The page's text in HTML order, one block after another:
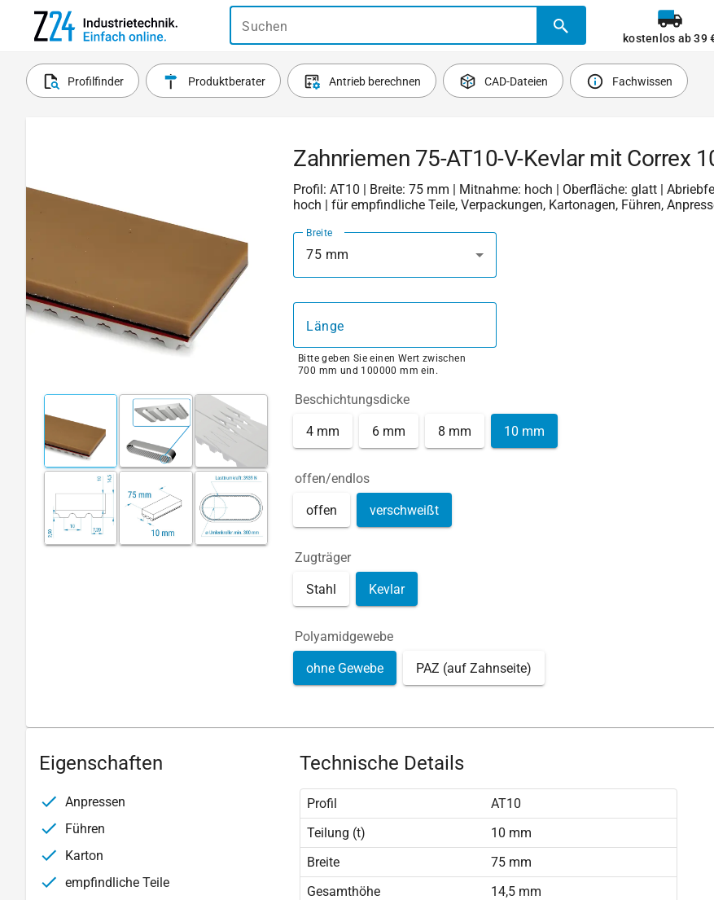
Suchen
kostenlos ab 39
Profilfinder Produktberater Antrieb berechnen CAD-Dateien Fachwissen
Zahnriemen 75-AT10-V-Kevlar mit Correx
Profil: AT10 | Breite: 75 mm | Mitnahme: hoch | Oberfläche: glatt |
hoch | für empfindliche Teile, Verpackungen, Kartonagen, Führen,
Breite
75 mm
Länge
Bitte geben Sie einen Wert zwischen
700 mm und 100000 mm ein.
Beschichtungsdicke
4 mm 6 mm 8 mm 10 mm
offen/endlos
offen verschweißt
Zugträger
Stahl Kevlar
Polyamidgewebe
ohne Gewebe PAZ (auf Zahnseite)
Eigenschaften
Anpressen
Führen
Karton
empfindliche Teile
Technische Details
Profil
AT10
Teilung (t)
10 mm
Breite
75 mm
Gesamthöhe
14,5 mm